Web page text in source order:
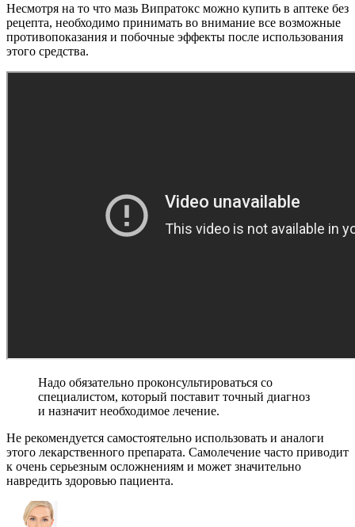
Несмотря на то что мазь Випратокс можно купить в аптеке без
рецепта, необходимо принимать во внимание все возможные
противопоказания и побочные эффекты после использования
этого средства.
Надо обязательно проконсультироваться со
специалистом, который поставит точный диагноз
и назначит необходимое лечение.
Не рекомендуется самостоятельно использовать и аналоги
этого лекарственного препарата. Самолечение часто приводит
к очень серьезным осложнениям и может значительно
навредить здоровью пациента.